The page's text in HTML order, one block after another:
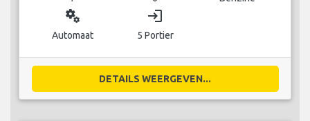
miscellaneous_services
Automaat
login
5 Portier
DETAILS WEERGEVEN...